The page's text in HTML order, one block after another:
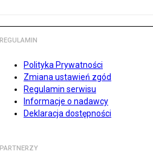
REGULAMIN
Polityka Prywatności
Zmiana ustawień zgód
Regulamin serwisu
Informacje o nadawcy
Deklaracja dostępności
PARTNERZY